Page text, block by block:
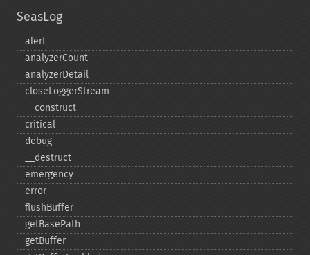
SeasLog
alert
analyzerCount
analyzerDetail
closeLoggerStream
_​_​construct
critical
debug
_​_​destruct
emergency
error
flushBuffer
getBasePath
getBuffer